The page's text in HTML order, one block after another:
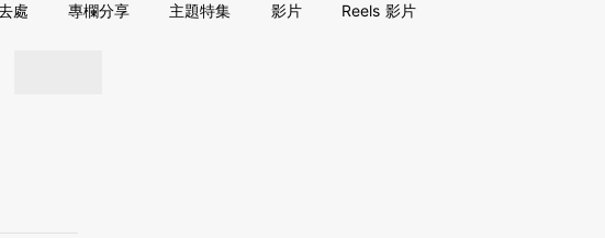
處 專欄分享 主題特集 影片 Reels 影片